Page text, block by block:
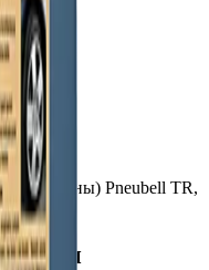
резины) Pneubell TR,